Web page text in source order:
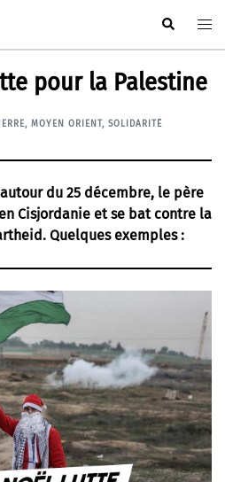
Rechercher
pour la Palestine
, MOYEN ORIENT, SOLIDARITÉ
du 25 décembre, le père
Cisjordanie et se bat contre la
Quelques exemples :